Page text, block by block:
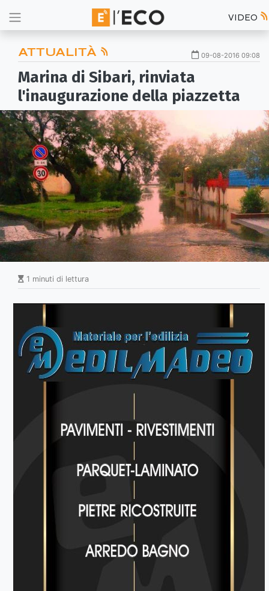
VIDEO
ATTUALITÀ 09-08-2016 09:08
Marina di Sibari, rinviata
l'inaugurazione della piazzetta
1 minuti di lettura